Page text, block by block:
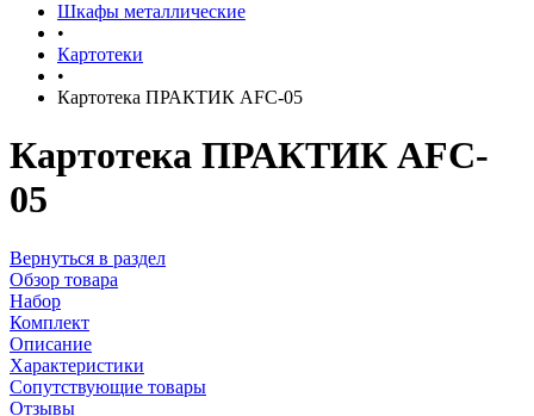
Шкафы металлические
•
Картотеки
•
Картотека ПРАКТИК AFC-05
Картотека ПРАКТИК AFC-
05
Вернуться в раздел
Обзор товара
Набор
Комплект
Описание
Характеристики
Сопутствующие товары
Отзывы